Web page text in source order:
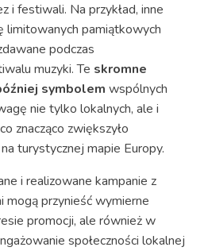
i festiwali. Na przykład, inne
limitowanych pamiątkowych
podczas
muzyki. Te skromne
symbolem wspólnych
nie tylko lokalnych, ale i
znacząco zwiększyło
turystycznej mapie Europy.
i realizowane kampanie z
przynieść wymierne
promocji, ale również w
społeczności lokalnej